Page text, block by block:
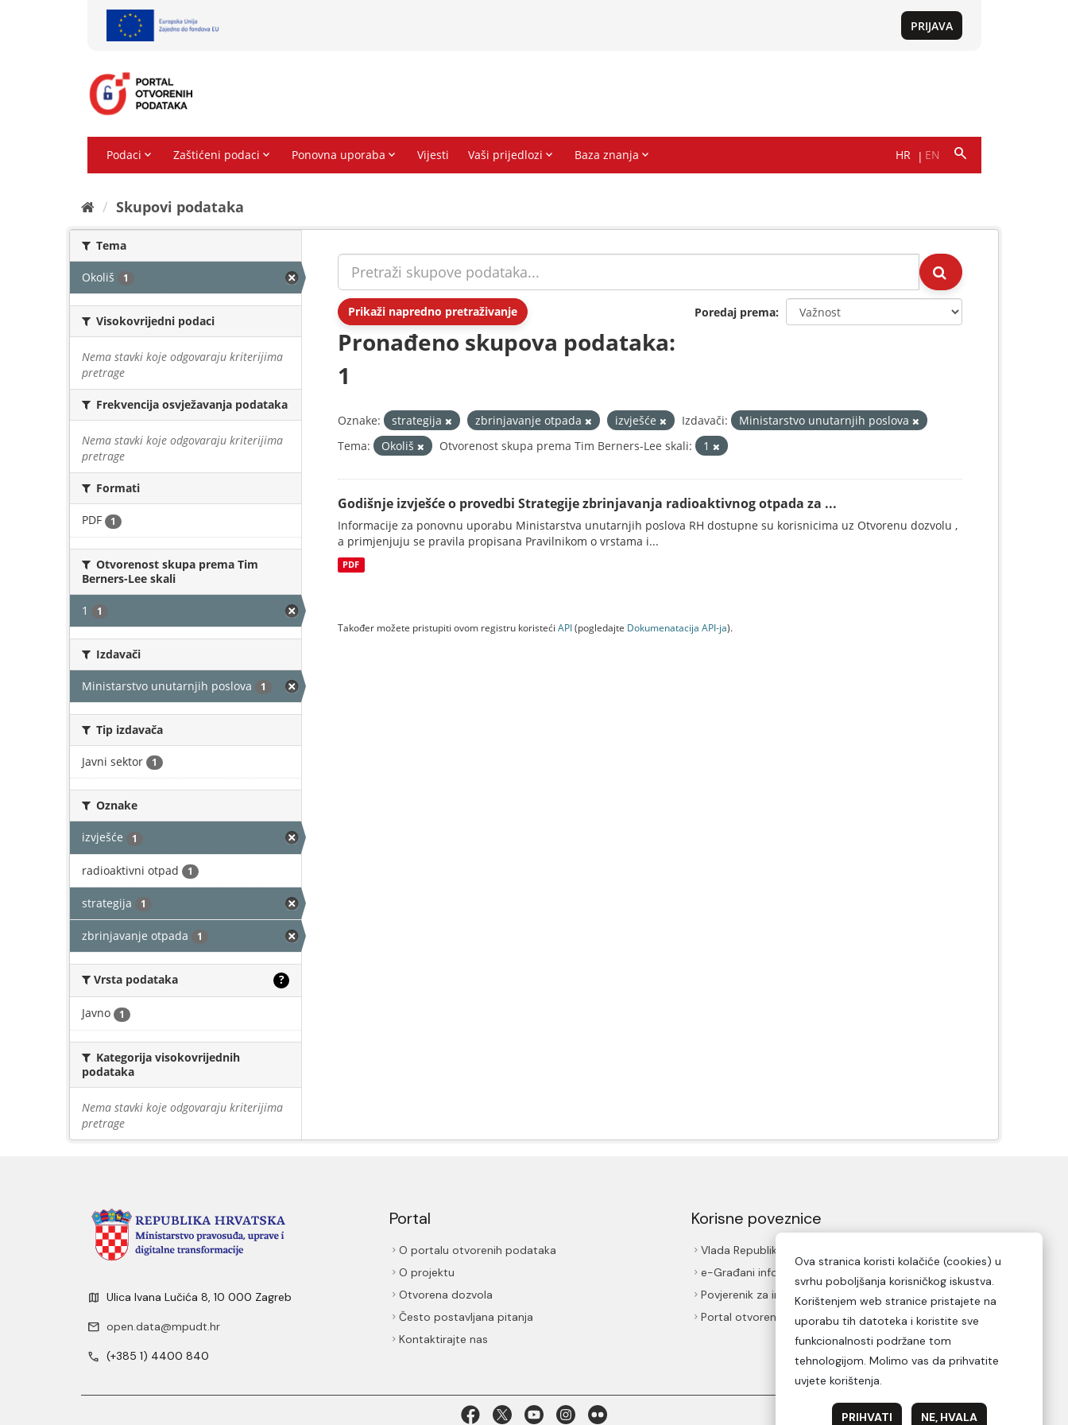
Skupovi podаtаkа
Tema
Okoliš 1
Visokovrijedni podaci
Nema stavki koje odgovaraju kriterijima
pretrage
Frekvencija osvježavanja podataka
Nema stavki koje odgovaraju kriterijima
pretrage
Formati
PDF 1
Otvorenost skupa prema Tim
Berners-Lee skali
1 1
Izdavači
Ministarstvo unutarnjih poslova 1
Tip izdavača
Javni sektor 1
Oznake
izvješće 1
radioaktivni otpad 1
strategija 1
zbrinjavanje otpada 1
Vrsta podataka ?
Javno 1
Kategorija visokovrijednih
podataka
Nema stavki koje odgovaraju kriterijima
pretrage
Prikaži napredno pretraživanje Poredaj prema
Pronađeno skupova podataka:
1
Oznake: strategija zbrinjavanje otpada izvješće Izdavači:
Ministarstvo unutarnjih poslova
Tema:
Okoliš Otvorenost skupa prema Tim Berners-Lee skali: 1
Godišnje izvješće o provedbi Strategije zbrinjavanja radioaktivnog otpada za ...
Informacije za ponovnu uporabu Ministarstva unutarnjih poslova RH dostupne su korisnicima uz Otvorenu dozvolu ,
a primjenjuju se pravila propisana Pravilnikom o vrstama i...
PDF
Također možete pristupiti ovom registru koristeći API(pogledajte Dokumenаtаcijа API-jа).